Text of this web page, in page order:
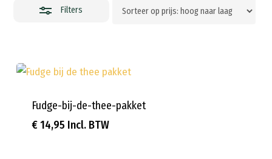
Filters
Fudge-bij-de-thee-pakket
€14,95 Incl. BTW
€ 14,95 Incl. BTW